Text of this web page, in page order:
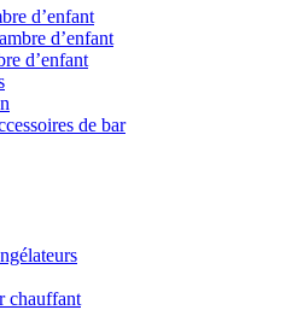
d’enfant
d’enfant
d’enfant
de bar
chauffant